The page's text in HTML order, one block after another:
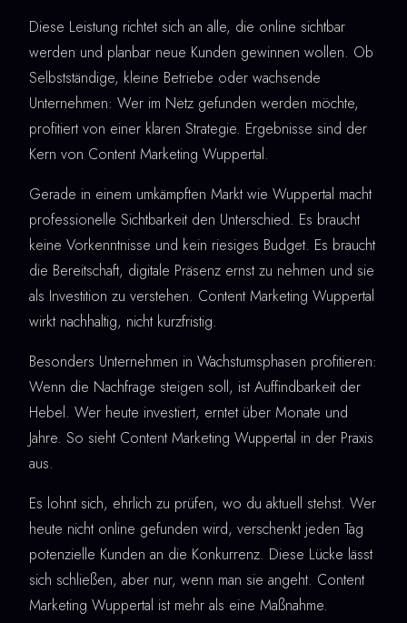
Diese Leistung richtet sich an alle, die online sichtbar
werden und planbar neue Kunden gewinnen wollen. Ob
Selbstständige, kleine Betriebe oder wachsende
Unternehmen: Wer im Netz gefunden werden möchte,
profitiert von einer klaren Strategie. Ergebnisse sind der
Kern von Content Marketing Wuppertal.
Gerade in einem umkämpften Markt wie Wuppertal macht
professionelle Sichtbarkeit den Unterschied. Es braucht
keine Vorkenntnisse und kein riesiges Budget. Es braucht
die Bereitschaft, digitale Präsenz ernst zu nehmen und sie
als Investition zu verstehen. Content Marketing Wuppertal
wirkt nachhaltig, nicht kurzfristig.
Besonders Unternehmen in Wachstumsphasen profitieren:
Wenn die Nachfrage steigen soll, ist Auffindbarkeit der
Hebel. Wer heute investiert, erntet über Monate und
Jahre. So sieht Content Marketing Wuppertal in der Praxis
aus.
Es lohnt sich, ehrlich zu prüfen, wo du aktuell stehst. Wer
heute nicht online gefunden wird, verschenkt jeden Tag
potenzielle Kunden an die Konkurrenz. Diese Lücke lässt
sich schließen, aber nur, wenn man sie angeht. Content
Marketing Wuppertal ist mehr als eine Maßnahme.